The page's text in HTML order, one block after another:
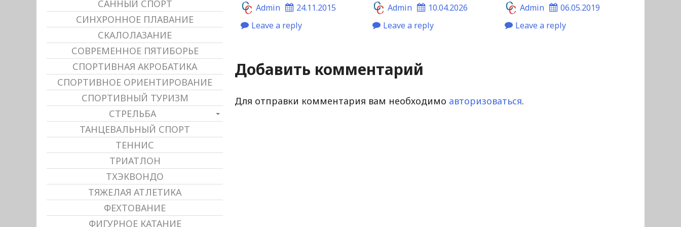
Admin
24.11.2015
Leave a reply
Admin
10.04.2026
Leave a reply
Admin
06.05.2019
Leave a reply
Добавить комментарий
Для отправки комментария вам необходимо авторизоваться.
САННЫЙ СПОРТ
СИНХРОННОЕ ПЛАВАНИЕ
СКАЛОЛАЗАНИЕ
СОВРЕМЕННОЕ ПЯТИБОРЬЕ
СПОРТИВНАЯ АКРОБАТИКА
СПОРТИВНОЕ ОРИЕНТИРОВАНИЕ
СПОРТИВНЫЙ ТУРИЗМ
СТРЕЛЬБА
ТАНЦЕВАЛЬНЫЙ СПОРТ
ТЕННИС
ТРИАТЛОН
ТХЭКВОНДО
ТЯЖЕЛАЯ АТЛЕТИКА
ФЕХТОВАНИЕ
ФИГУРНОЕ КАТАНИЕ